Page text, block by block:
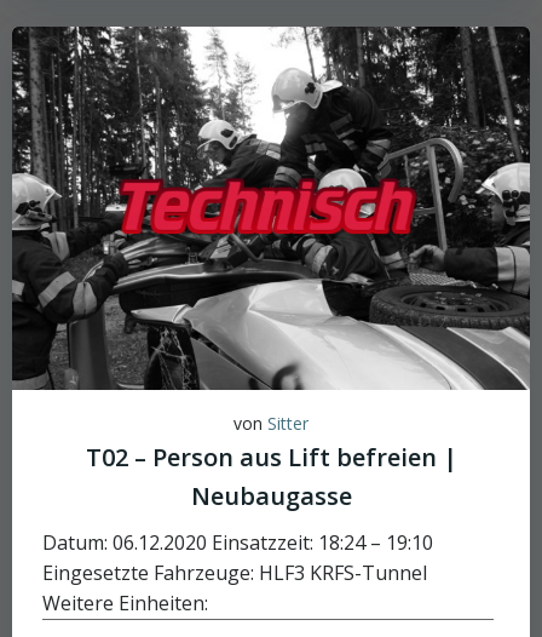
von Sitter
T02 – Person aus Lift befreien |
Neubaugasse
Datum: 06.12.2020 Einsatzzeit: 18:24 – 19:10
Eingesetzte Fahrzeuge: HLF3 KRFS-Tunnel
Weitere Einheiten: